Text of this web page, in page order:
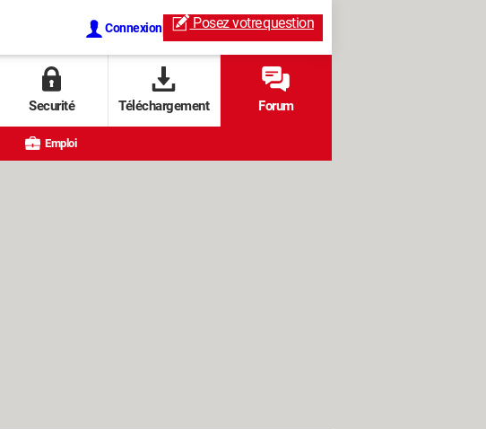
Connexion Posez votrequestion
Securité Téléchargement Forum
Emploi